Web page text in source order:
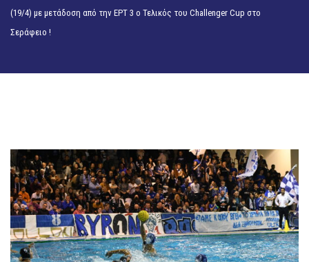
(19/4) με μετάδοση από την ΕΡΤ 3 ο Τελικός του Challenger Cup στο
Σεράφειο !